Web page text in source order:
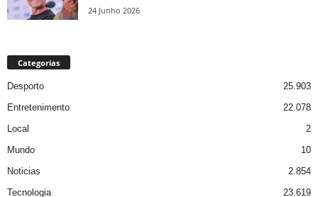
24 Junho 2026
Categorias
Desporto
25.903
Entretenimento
22.078
Local
2
Mundo
10
Noticias
2.854
Tecnologia
23.619